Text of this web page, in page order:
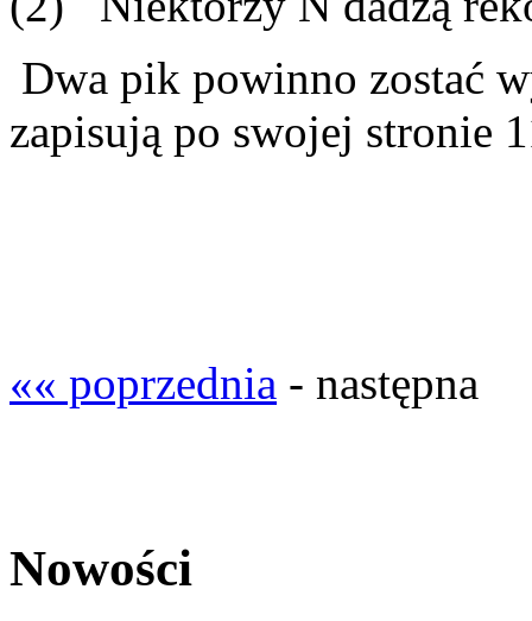
Dwa pik powinno zostać
zapisują po swojej stronie
«« poprzednia - następna
Nowości